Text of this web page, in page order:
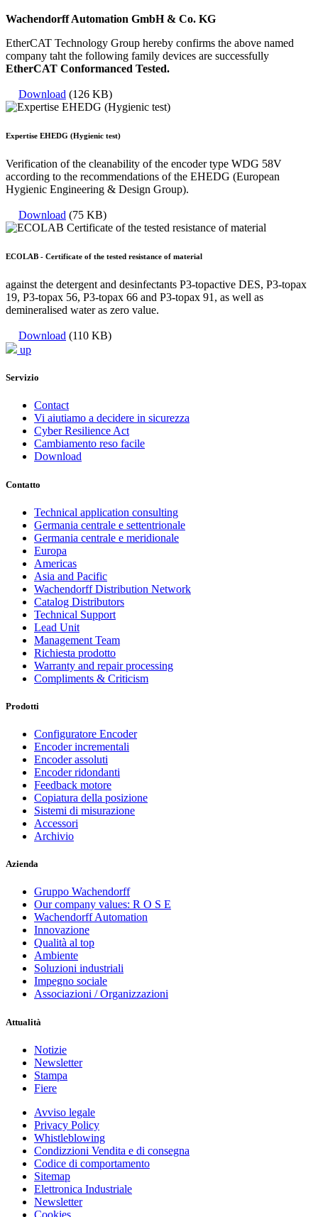
Wachendorff Automation GmbH & Co. KG
EtherCAT Technology Group hereby confirms the above named
company taht the following family devices are successfully
EtherCAT Conformanced Tested.
Download (126 KB)
Expertise EHEDG (Hygienic test)
Verification of the cleanability of the encoder type WDG 58V
according to the recommendations of the EHEDG (European
Hygienic Engineering & Design Group).
Download (75 KB)
ECOLAB - Certificate of the tested resistance of material
against the detergent and desinfectants P3-topactive DES, P3-topax
19, P3-topax 56, P3-topax 66 and P3-topax 91, as well as
demineralised water as zero value.
Download (110 KB)
up
Servizio
Contact
Vi aiutiamo a decidere in sicurezza
Cyber Resilience Act
Cambiamento reso facile
Download
Contatto
Technical application consulting
Germania centrale e settentrionale
Germania centrale e meridionale
Europa
Americas
Asia and Pacific
Wachendorff Distribution Network
Catalog Distributors
Technical Support
Lead Unit
Management Team
Richiesta prodotto
Warranty and repair processing
Compliments & Criticism
Prodotti
Configuratore Encoder
Encoder incrementali
Encoder assoluti
Encoder ridondanti
Feedback motore
Copiatura della posizione
Sistemi di misurazione
Accessori
Archivio
Azienda
Gruppo Wachendorff
Our company values: R O S E
Wachendorff Automation
Innovazione
Qualità al top
Ambiente
Soluzioni industriali
Impegno sociale
Associazioni / Organizzazioni
Attualità
Notizie
Newsletter
Stampa
Fiere
Avviso legale
Privacy Policy
Whistleblowing
Condizzioni Vendita e di consegna
Codice di comportamento
Sitemap
Elettronica Industriale
Newsletter
Cookies